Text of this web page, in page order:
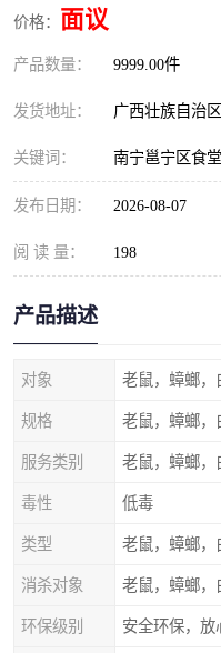
价格： 面议
产品数量： 9999.00件
发货地址： 广西壮族自治
关键词： 南宁邕宁区食
发布日期： 2026-08-07
阅 读 量： 198
产品描述
对象 老鼠，蟑螂，
规格 老鼠，蟑螂，
服务类别 老鼠，蟑螂，
毒性 低毒
类型 老鼠，蟑螂，
消杀对象 老鼠，蟑螂，
环保级别 安全环保，放